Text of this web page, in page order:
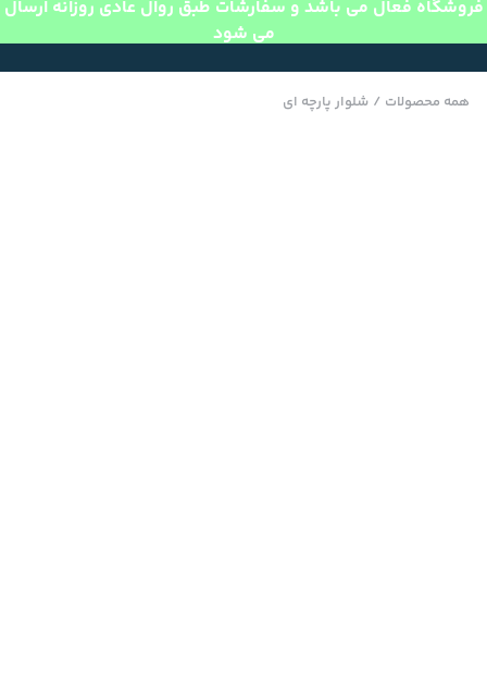
فروشگاه فعال می باشد و سفارشات طبق روال عادی روزانه ارسال
می شود
همه محصولات / شلوار پارچه ای